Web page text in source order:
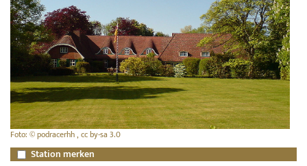
Foto: © podracerhh , cc by-sa 3.0
Station merken